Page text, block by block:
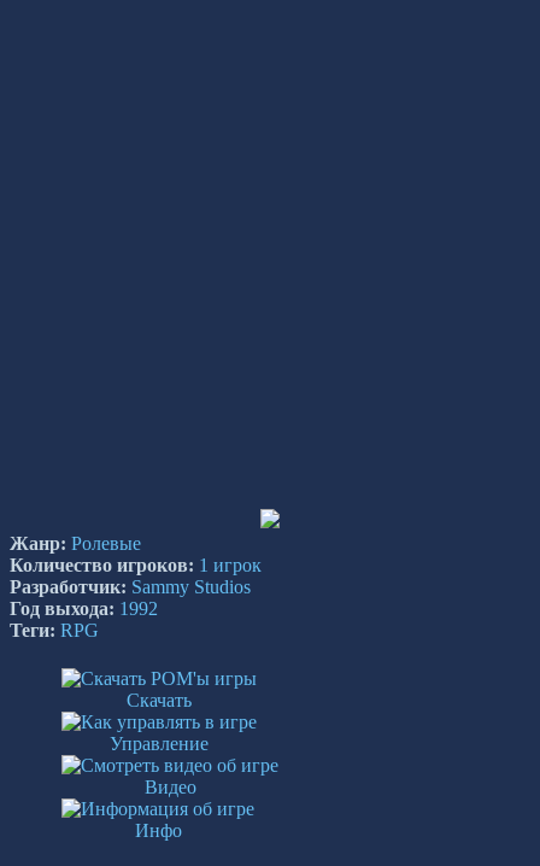
Жанр: Ролевые
Количество игроков: 1 игрок
Разработчик: Sammy Studios
Год выхода: 1992
Теги: RPG
Скачать
Управление
Видео
Инфо